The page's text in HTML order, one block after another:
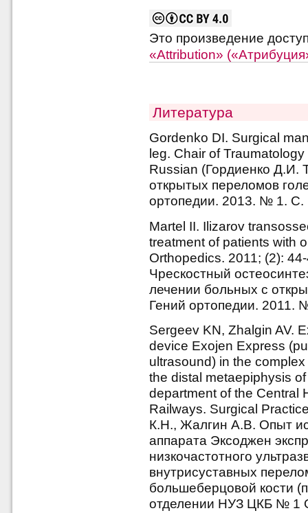
Это произведение
«Attribution»
Литература
Gordenko DI. Surgical
leg. Chair of
Russian (Гордиенко Д.И.
открытых переломов
ортопедии. 2013. № 1. С.
Martel II. Ilizarov
treatment of patients with
Orthopedics. 2011; (2):
Чрескостный
лечении больных с
Гений ортопедии. 2011.
Sergeev KN, Zhalgin AV.
device Exojen Express
ultrasound) in the
the distal metaepiphysis
department of the Central
Railways. Surgical
К.Н., Жалгин А.В. Опыт
аппарата Эксоджен
низкочастотного
внутрисуставных
большеберцовой кости
отделении НУЗ ЦКБ № 1